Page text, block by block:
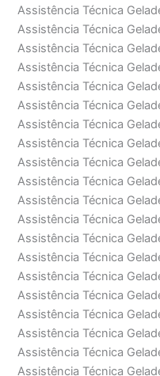
Assistência Técnica
Assistência Técnica
Assistência Técnica
Assistência Técnica
Assistência Técnica
Assistência Técnica
Assistência Técnica
Assistência Técnica
Assistência Técnica
Assistência Técnica
Assistência Técnica
Assistência Técnica
Assistência Técnica
Assistência Técnica
Assistência Técnica
Assistência Técnica
Assistência Técnica
Assistência Técnica
Assistência Técnica
Assistência Técnica